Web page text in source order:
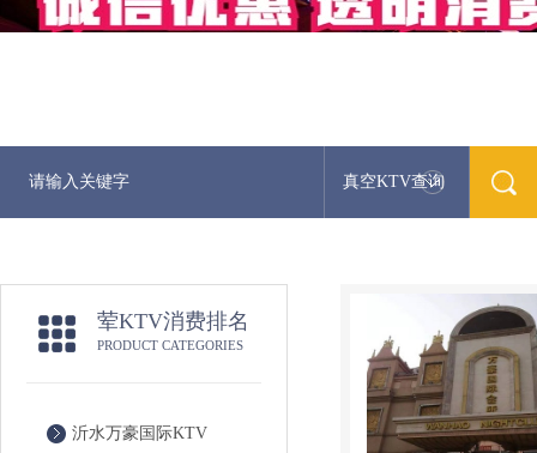
真空KTV查询
荤KTV消费排名
PRODUCT CATEGORIES
沂水万豪国际KTV